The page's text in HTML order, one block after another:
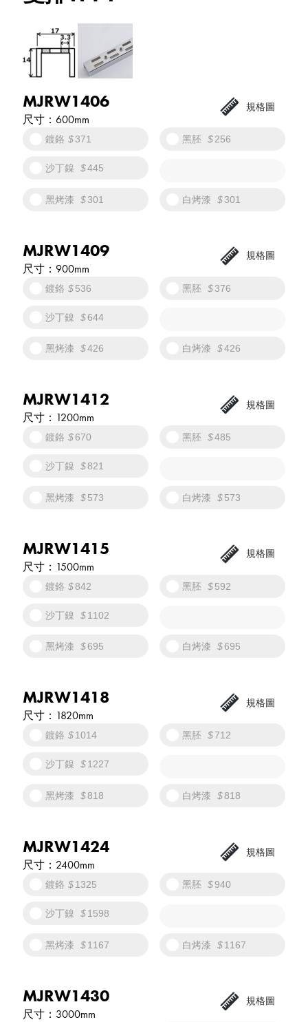
MJRW1406
600mm
鍍鉻 371 黑胚 256
沙丁鎳 445
黑烤漆 301 白烤漆 301
MJRW1409
900mm
鍍鉻 536 黑胚 376
沙丁鎳 644
黑烤漆 426 白烤漆 426
MJRW1412
1200mm
鍍鉻 670 黑胚 485
沙丁鎳 821
黑烤漆 573 白烤漆 573
MJRW1415
1500mm
鍍鉻 842 黑胚 592
沙丁鎳 1102
黑烤漆 695 白烤漆 695
MJRW1418
1820mm
鍍鉻 1014 黑胚 712
沙丁鎳 1227
黑烤漆 818 白烤漆 818
MJRW1424
2400mm
鍍鉻 1325 黑胚 940
沙丁鎳 1598
黑烤漆 1167 白烤漆 1167
MJRW1430
3000mm